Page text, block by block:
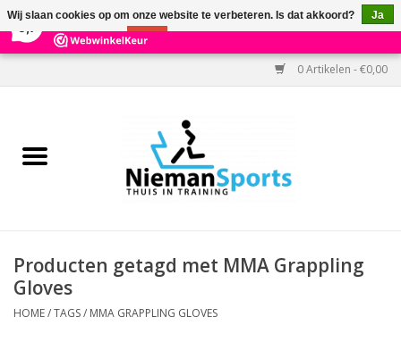
303 Reviews ×
0 Artikelen - €0,00
Home
Kracht
Producten getagd met MMA Grappling
Gloves
HOME/TAGS/ MMA GRAPPLING GLOVES
Wij slaan cookies op om onze website te verbeteren. Is dat akkoord?
Ja
Nee